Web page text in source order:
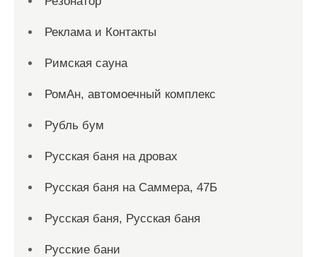
Реклама и Контакты
Римская сауна
РомАн, автомоечный комплекс
Рубль бум
Русская баня на дровах
Русская баня на Саммера, 47Б
Русская баня, Русская баня
Русские бани